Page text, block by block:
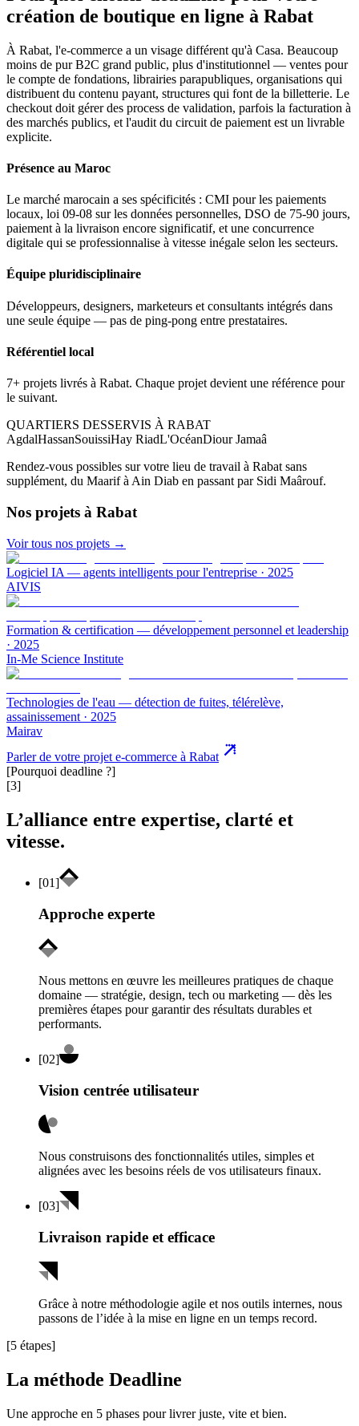
création de boutique en ligne à Rabat
À Rabat, l'e-commerce a un visage différent qu'à Casa. Beaucoup
moins de pur B2C grand public, plus d'institutionnel — ventes pour
le compte de fondations, librairies parapubliques, organisations qui
distribuent du contenu payant, structures qui font de la billetterie. Le
checkout doit gérer des process de validation, parfois la facturation à
des marchés publics, et l'audit du circuit de paiement est un livrable
explicite.
Présence au Maroc
Le marché marocain a ses spécificités : CMI pour les paiements
locaux, loi 09-08 sur les données personnelles, DSO de 75-90 jours,
paiement à la livraison encore significatif, et une concurrence
digitale qui se professionnalise à vitesse inégale selon les secteurs.
Équipe pluridisciplinaire
Développeurs, designers, marketeurs et consultants intégrés dans
une seule équipe — pas de ping-pong entre prestataires.
Référentiel local
7+ projets livrés à Rabat. Chaque projet devient une référence pour
le suivant.
QUARTIERS DESSERVIS À RABAT
AgdalHassanSouissiHay RiadL'OcéanDiour Jamaâ
Rendez-vous possibles sur votre lieu de travail à Rabat sans
supplément, du Maarif à Ain Diab en passant par Sidi Maârouf.
Nos projets à Rabat
Voir tous nos projets →
Logiciel IA — agents intelligents pour l'entreprise · 2025
AIVIS
Formation & certification — développement personnel et leadership
· 2025
In-Me Science Institute
Technologies de l'eau — détection de fuites, télérelève,
assainissement · 2025
Mairav
Parler de votre projet e-commerce à Rabat
[Pourquoi deadline ?]
[3]
L’alliance entre expertise, clarté et
vitesse.
[01]
Approche experte
Nous mettons en œuvre les meilleures pratiques de chaque
domaine — stratégie, design, tech ou marketing — dès les
premières étapes pour garantir des résultats durables et
performants.
[02]
Vision centrée utilisateur
Nous construisons des fonctionnalités utiles, simples et
alignées avec les besoins réels de vos utilisateurs finaux.
[03]
Livraison rapide et efficace
Grâce à notre méthodologie agile et nos outils internes, nous
passons de l’idée à la mise en ligne en un temps record.
[5 étapes]
La méthode Deadline
Une approche en 5 phases pour livrer juste, vite et bien.